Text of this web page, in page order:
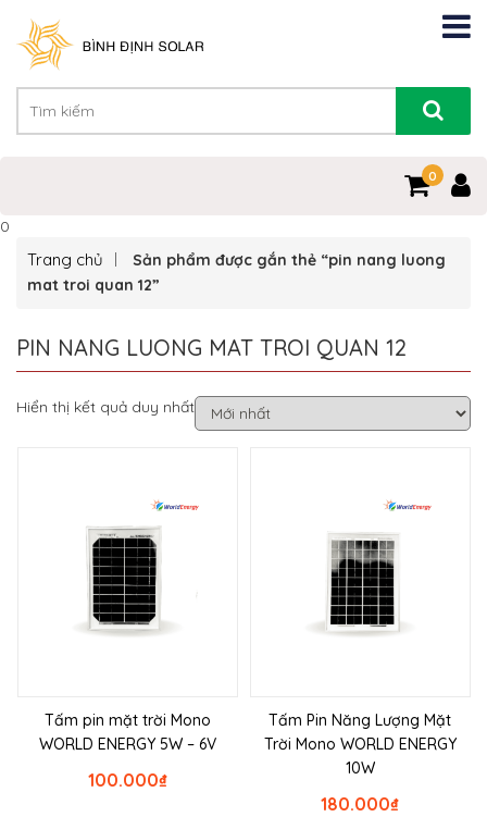
0
0
Trang chủ
Sản phẩm được gắn thẻ “pin nang luong
mat troi quan 12”
PIN NANG LUONG MAT TROI QUAN 12
Hiển thị kết quả duy nhất
Tấm pin mặt trời Mono
WORLD ENERGY 5W – 6V
₫
100.000
Tấm Pin Năng Lượng Mặt
Trời Mono WORLD ENERGY
10W
₫
180.000